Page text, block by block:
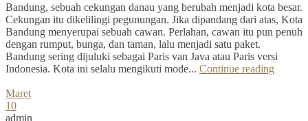
Bandung, sebuah cekungan danau yang berubah menjadi kota besar.
Cekungan itu dikelilingi pegunungan. Jika dipandang dari atas, Kota
Bandung menyerupai sebuah cawan. Perlahan, cawan itu pun penuh
dengan rumput, bunga, dan taman, lalu menjadi satu paket.
Bandung sering dijuluki sebagai Paris van Java atau Paris versi
Indonesia. Kota ini selalu mengikuti mode... Continue reading
Maret
10
admin